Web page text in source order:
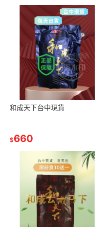
和成天下台中現貨
$660